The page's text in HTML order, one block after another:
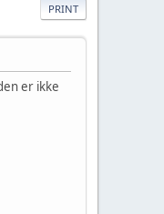
PRINT
er ikke